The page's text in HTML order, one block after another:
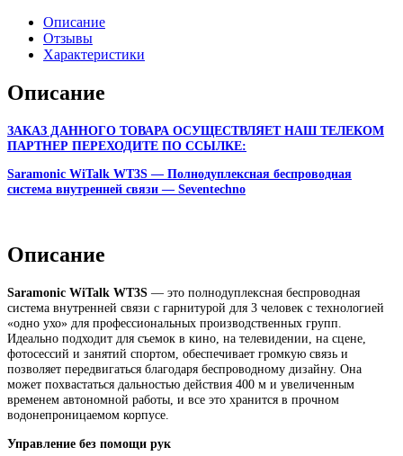
Описание
Отзывы
Характеристики
Описание
ЗАКАЗ ДАННОГО ТОВАРА ОСУЩЕСТВЛЯЕТ НАШ ТЕЛЕКОМ
ПАРТНЕР ПЕРЕХОДИТЕ ПО ССЫЛКЕ:
Saramonic WiTalk WT3S — Полнодуплексная беспроводная
система внутренней связи — Seventechno
Описание
Saramonic WiTalk WT3S — это полнодуплексная беспроводная
система внутренней связи с гарнитурой для 3 человек с технологией
«одно ухо» для профессиональных производственных групп.
Идеально подходит для съемок в кино, на телевидении, на сцене,
фотосессий и занятий спортом, обеспечивает громкую связь и
позволяет передвигаться благодаря беспроводному дизайну. Она
может похвастаться дальностью действия 400 м и увеличенным
временем автономной работы, и все это хранится в прочном
водонепроницаемом корпусе.
Управление без помощи рук